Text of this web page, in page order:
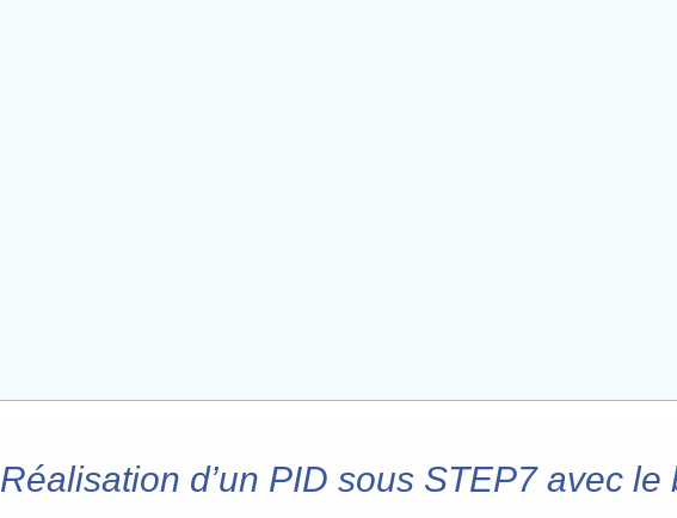
Réalisation d’un PID sous STEP7 avec